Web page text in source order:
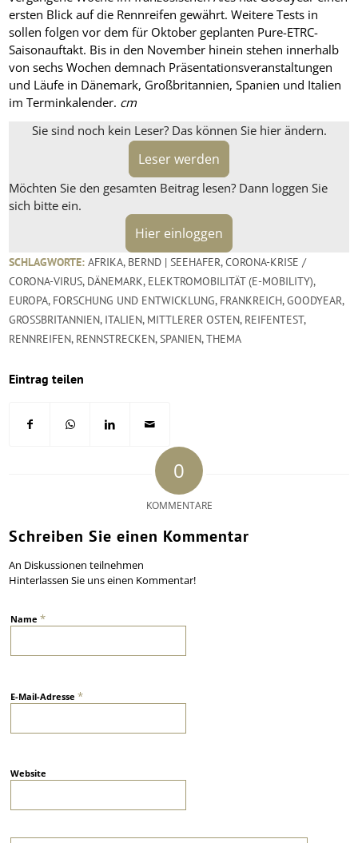
ersten Blick auf die Rennreifen gewährt. Weitere Tests in
sollen folgen vor dem für Oktober geplanten Pure-ETRC-
Saisonauftakt. Bis in den November hinein stehen innerhalb
von sechs Wochen demnach Präsentationsveranstaltungen
und Läufe in Dänemark, Großbritannien, Spanien und Italien
im Terminkalender. cm
Sie sind noch kein Leser? Das können Sie hier ändern.
Leser werden
Möchten Sie den gesamten Beitrag lesen? Dann loggen Sie
sich bitte ein.
Hier einloggen
SCHLAGWORTE: AFRIKA, BERND | SEEHAFER,CORONA-KRISE /
CORONA-VIRUS, DÄNEMARK, ELEKTROMOBILITÄT (E-MOBILITY),
EUROPA, FORSCHUNG UND ENTWICKLUNG, FRANKREICH,GOODYEAR,
GROSSBRITANNIEN , ITALIEN, MITTLERER OSTEN, REIFENTEST,
RENNREIFEN, RENNSTRECKEN,SPANIEN,THEMA
Eintrag teilen
0
KOMMENTARE
Schreiben Sie einen Kommentar
An Diskussionen teilnehmen
Hinterlassen Sie uns einen Kommentar!
Name*
E-Mail-Adresse*
Website